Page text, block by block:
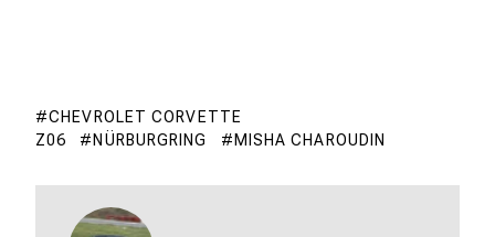
CHEVROLET CORVETTE
Z06
NÜRBURGRING MISHA CHAROUDIN